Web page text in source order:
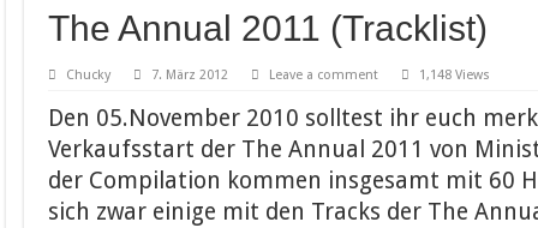
The Annual 2011 (Tracklist)
Chucky 7. März 2012 Leave a comment 1,148 Views
Den 05.November 2010 solltest ihr euch
Verkaufsstart der The Annual 2011 von
der Compilation kommen insgesamt mit 60
sich zwar einige mit den Tracks der The